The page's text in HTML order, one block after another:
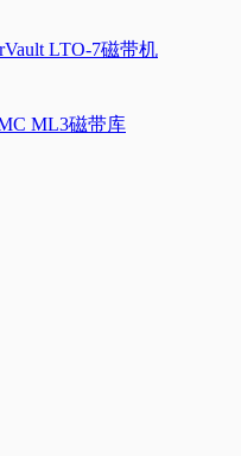
LTO-7磁带机
ML3磁带库